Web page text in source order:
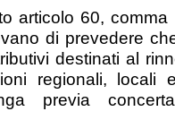
articolo 60,
di prevedere
destinati al
regionali,
previa